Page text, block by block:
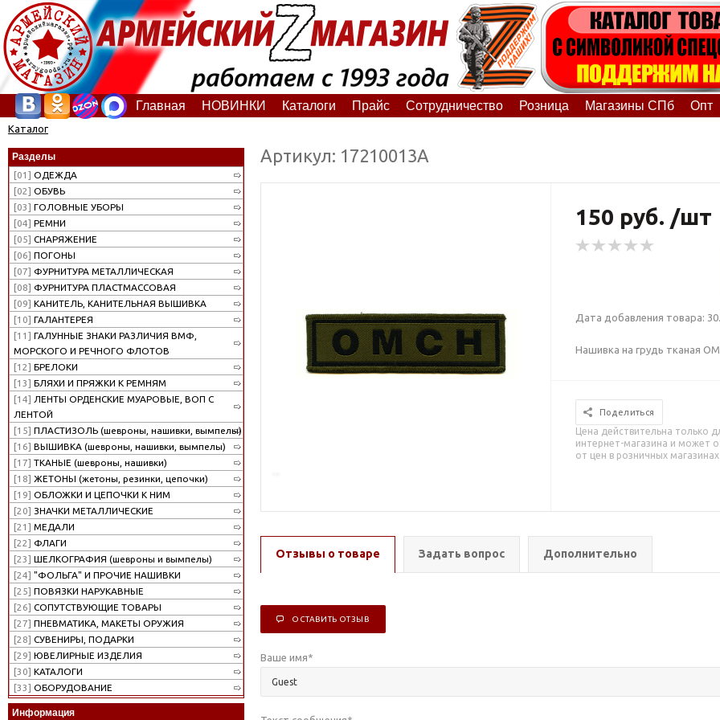
Главная НОВИНКИ Каталоги Прайс Сотрудничество Розница Магазины СПб Опт
Каталог
Разделы
[01] ОДЕЖДА
[02] ОБУВЬ
[03] ГОЛОВНЫЕ УБОРЫ
[04] РЕМНИ
[05] СНАРЯЖЕНИЕ
[06] ПОГОНЫ
[07] ФУРНИТУРА МЕТАЛЛИЧЕСКАЯ
[08] ФУРНИТУРА ПЛАСТМАССОВАЯ
[09] КАНИТЕЛЬ, КАНИТЕЛЬНАЯ ВЫШИВКА
[10] ГАЛАНТЕРЕЯ
[11] ГАЛУННЫЕ ЗНАКИ РАЗЛИЧИЯ ВМФ,
МОРСКОГО И РЕЧНОГО ФЛОТОВ
[12] БРЕЛОКИ
[13] БЛЯХИ И ПРЯЖКИ К РЕМНЯМ
[14] ЛЕНТЫ ОРДЕНСКИЕ МУАРОВЫЕ, ВОП С
ЛЕНТОЙ
[15] ПЛАСТИЗОЛЬ (шевроны, нашивки, вымпелы)
[16] ВЫШИВКА (шевроны, нашивки, вымпелы)
[17] ТКАНЫЕ (шевроны, нашивки)
[18] ЖЕТОНЫ (жетоны, резинки, цепочки)
[19] ОБЛОЖКИ И ЦЕПОЧКИ К НИМ
[20] ЗНАЧКИ МЕТАЛЛИЧЕСКИЕ
[21] МЕДАЛИ
[22] ФЛАГИ
[23] ШЕЛКОГРАФИЯ (шевроны и вымпелы)
[24] "ФОЛЬГА" И ПРОЧИЕ НАШИВКИ
[25] ПОВЯЗКИ НАРУКАВНЫЕ
[26] СОПУТСТВУЮЩИЕ ТОВАРЫ
[27] ПНЕВМАТИКА, МАКЕТЫ ОРУЖИЯ
[28] СУВЕНИРЫ, ПОДАРКИ
[29] ЮВЕЛИРНЫЕ ИЗДЕЛИЯ
[30] КАТАЛОГИ
[33] ОБОРУДОВАНИЕ
Информация
Артикул: 17210013А
150 руб. /шт
Дата добавления товара:
Нашивка на грудь тканая
Поделиться
Цена действительна только
интернет-магазина и может
от цен в розничных магазинах
Отзывы о товаре Задать вопрос Дополнительно
ОСТАВИТЬ ОТЗЫВ
Ваше имя*